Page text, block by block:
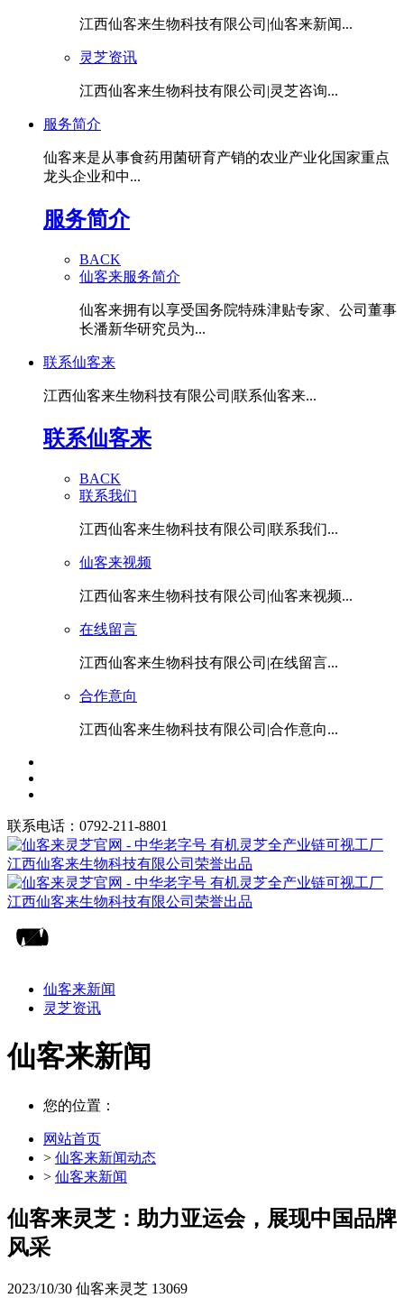
江西仙客来生物科技有限公司|仙客来新闻...
灵芝资讯
江西仙客来生物科技有限公司|灵芝咨询...
服务简介
仙客来是从事食药用菌研育产销的农业产业化国家重点
龙头企业和中...
服务简介
BACK
仙客来服务简介
仙客来拥有以享受国务院特殊津贴专家、公司董事
长潘新华研究员为...
联系仙客来
江西仙客来生物科技有限公司|联系仙客来...
联系仙客来
BACK
联系我们
江西仙客来生物科技有限公司|联系我们...
仙客来视频
江西仙客来生物科技有限公司|仙客来视频...
在线留言
江西仙客来生物科技有限公司|在线留言...
合作意向
江西仙客来生物科技有限公司|合作意向...
联系电话：0792-211-8801
仙客来新闻
灵芝资讯
仙客来新闻
您的位置：
网站首页
> 仙客来新闻动态
> 仙客来新闻
仙客来灵芝：助力亚运会，展现中国品牌
风采
2023/10/30 仙客来灵芝 13069